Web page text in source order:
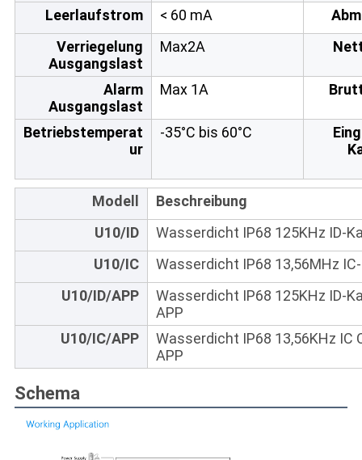
Leerlaufstrom < 60 mA
Verriegelung
Ausgangslast
Max2A
Alarm
Ausgangslast
Max 1A
Betriebstemperat
ur
-35°C bis 60°C
Modell
Beschreibung
U10/ID
Wasserdicht IP68 125KHz ID-
U10/IC
Wasserdicht IP68 13,56MHz
U10/ID/APP
Wasserdicht IP68 125KHz ID-
APP
U10/IC/APP
Wasserdicht IP68 13,56KHz IC
APP
Schema